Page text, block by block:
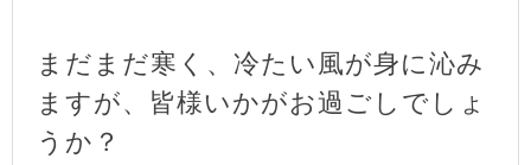
まだまだ寒く、冷たい風が身に沁み
ますが、皆様いかがお過ごしでしょ
うか？